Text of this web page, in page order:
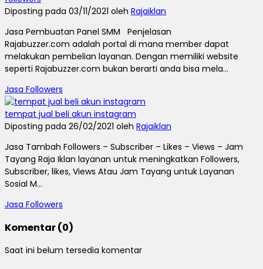
Diposting pada 03/11/2021 oleh Rajaiklan
Jasa Pembuatan Panel SMM Penjelasan
Rajabuzzer.com adalah portal di mana member dapat
melakukan pembelian layanan. Dengan memiliki website
seperti Rajabuzzer.com bukan berarti anda bisa mela...
Jasa Followers
tempat jual beli akun instagram
Diposting pada 26/02/2021 oleh Rajaiklan
Jasa Tambah Followers – Subscriber – Likes – Views – Jam
Tayang Raja Iklan layanan untuk meningkatkan Followers,
Subscriber, likes, Views Atau Jam Tayang untuk Layanan
Sosial M...
Jasa Followers
Komentar (0)
Saat ini belum tersedia komentar